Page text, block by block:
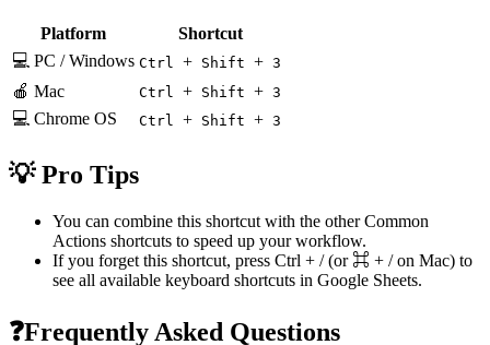
Platform
Shortcut
💻 PC / Windows Ctrl + Shift + 3
🍎 Mac Ctrl + Shift + 3
💻 Chrome OS Ctrl + Shift + 3
💡 Pro Tips
You can combine this shortcut with the otherCommon
Actions shortcuts to speed up your workflow.
If you forget this shortcut, press Ctrl + /(or ⌘ + /on Mac) to
see all available keyboard shortcuts in Google Sheets.
❓Frequently Asked Questions